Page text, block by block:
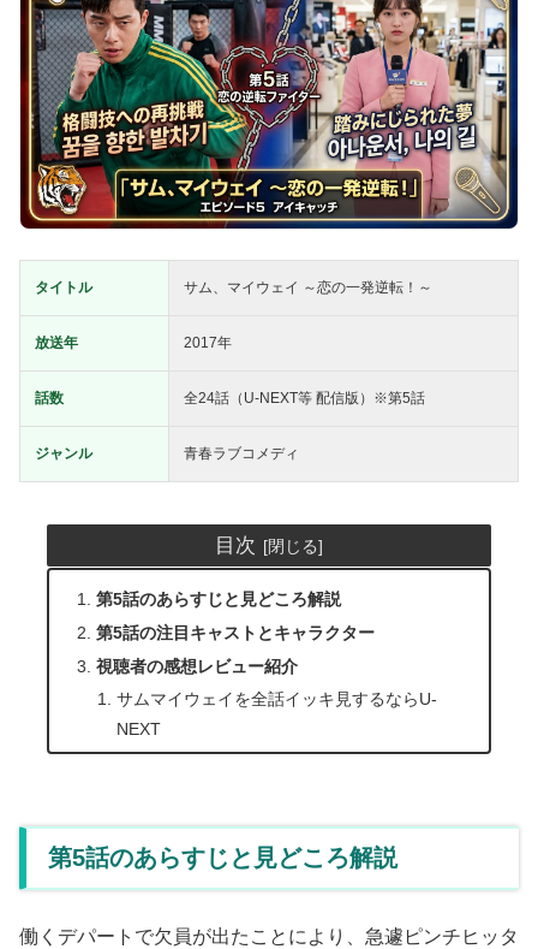
タイトル サム、マイウェイ ～恋の一発逆転！～
放送年 2017年
話数 全24話（U-NEXT等 配信版）※第5話
ジャンル 青春ラブコメディ
目次
第5話のあらすじと見どころ解説
第5話の注目キャストとキャラクター
視聴者の感想レビュー紹介
サムマイウェイを全話イッキ見するならU-
NEXT
第5話のあらすじと見どころ解説
働くデパートで欠員が出たことにより、急遽ピンチヒッタ